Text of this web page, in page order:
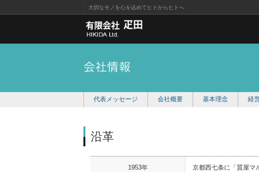
大切なモノを心を込めてヒトからヒトへ
代表メッセージ 会社概要 基本理念 経
沿革
1953年 京都西七条に「質屋マ